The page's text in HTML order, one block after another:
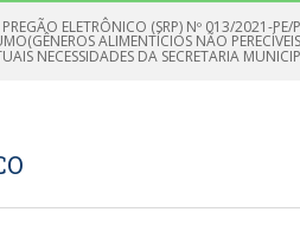
PREGÃO ELETRÔNICO (SRP) Nº 013/2021-PE/
ALIMENTÍCIOS NÃO
NECESSIDADES DA SECRETARIA